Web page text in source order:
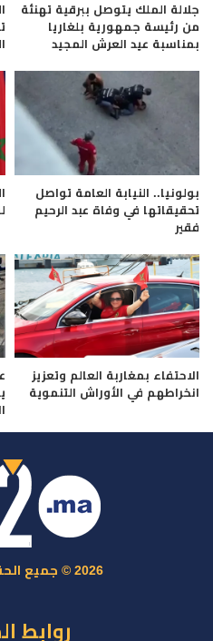
جلالة الملك يتوصل ببرقية تهنئة
من رئيسة جمهورية بلغاريا
بمناسبة عيد العرش المجيد
بولونيا.. النيابة العامة تواصل
تحقيقاتها في وفاة عبد الرحيم
فقير
الاحتفاء بمغاربة العالم وتعزيز
انخراطهم في الأوراش التنموية
2026 © جميع الحقوق محفوظة
روابط